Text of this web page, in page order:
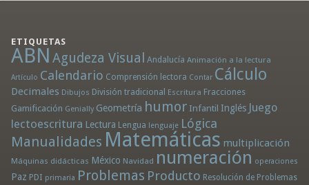
ETIQUETAS
ABN Agudeza Visual Andalucía Animación a la lectura
Artículo Calendario Comprensión lectora Contar Cálculo
Decimales Dibujos División tradicional Escritura Fracciones
Gamificación Genially Geometría humor Infantil Inglés Juego
lectoescritura Lectura Lengua lenguaje Lógica
Manualidades Matemáticas multiplicación
Máquinas didácticas México Navidad numeración operaciones
Paz PDI primaria Problemas Producto Resolución de Problemas